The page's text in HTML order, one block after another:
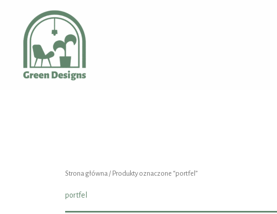
Strona główna/ Produkty oznaczone “portfel”
portfel